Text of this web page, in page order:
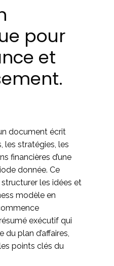
pour
et
document écrit
les stratégies, les
financières d’une
donnée. Ce
les idées et
modèle en
exécutif qui
plan d’affaires,
points clés du